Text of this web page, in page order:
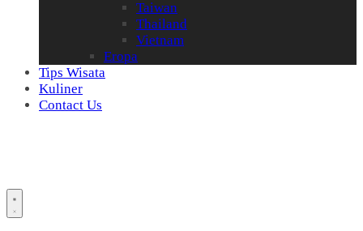
Taiwan
Thailand
Vietnam
Eropa
Tips Wisata
Kuliner
Contact Us